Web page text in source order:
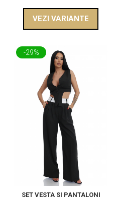
VEZI VARIANTE
-29%
SET VESTA SI PANTALONI